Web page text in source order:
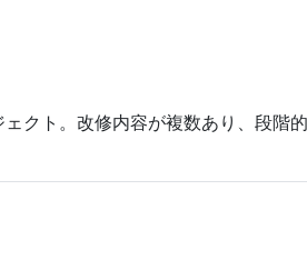
クト。改修内容が複数あり、段階